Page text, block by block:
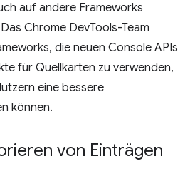
auf andere Frameworks
Chrome DevTools-Team
die neuen Console APIs
für Quellkarten zu verwenden,
eine bessere
können.
von Einträgen